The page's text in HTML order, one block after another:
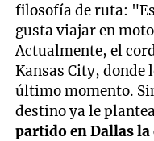
filosofía de ruta:
gusta viajar en
Actualmente, el
Kansas City, donde
último momento.
destino ya le
partido en Dallas